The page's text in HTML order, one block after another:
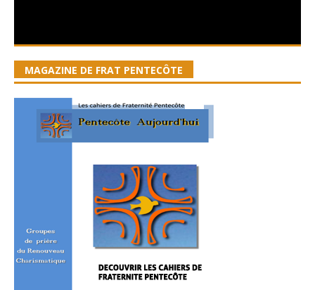
MAGAZINE DE FRAT PENTECÔTE